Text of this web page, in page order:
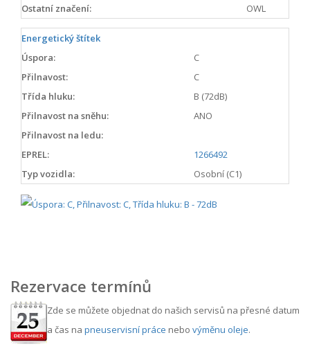
Ostatní značení:
OWL
Energetický štítek
Úspora:
C
Přilnavost:
C
Třída hluku:
B (72dB)
Přilnavost na sněhu:
ANO
Přilnavost na ledu:
EPREL:
1266492
Typ vozidla:
Osobní (C1)
Rezervace termínů
Zde se můžete objednat do našich servisů na přesné datum
a čas na pneuservisní práce nebo výměnu oleje.